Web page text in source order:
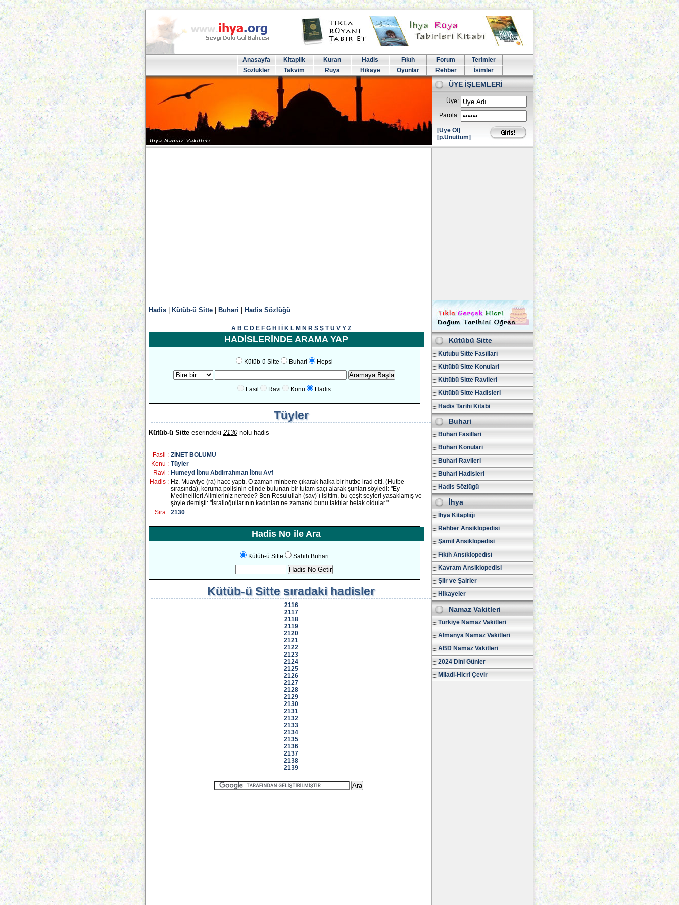
Anasayfa Kitaplik Kuran Hadis Fıkıh Forum
Terimler
Sözlükler
Takvim Rüya Hikaye Oyunlar Rehber İsimler
ÜYE İŞLEMLERİ
Üye:
Parola:
[Üye Ol]
[p.Unuttum]
Hadis Kütüb-ü Sitte Buhari Hadis Sözlüğü
A B C D E F G H K L M N R S Ş T U V Y Z
HADİSLERİNDE ARAMA YAP
Kütüb-ü Sitte Buhari Hepsi
Fasil Ravi Konu Hadis
Tüyler
Kütüb-ü Sitte eserindeki 2130nolu hadis
Fasil : ZİNET BÖLÜMÜ
Konu : Tüyler
Ravi : Humeyd İbnu Abdirrahman İbnu Avf
Hadis : Hz. Muaviye (ra) hacc yaptı. O zaman minbere çıkarak halka bir hutbe irad etti. (Hutbe
sırasında), koruma polisinin elinde bulunan bir tutam saçı alarak şunları söyledi: "Ey
Medineliler! Alimleriniz nerede? Ben Resulullah (sav)`ı işittim, bu çeşit şeyleri yasaklamış ve
şöyle demişti: "İsrailoğullarının kadınları ne zamanki bunu taktılar helak oldular."
Sıra : 2130
Hadis No ile Ara
Kütüb-ü Sitte Sahih Buhari
Kütüb-ü Sittesıradaki hadisler
2116
2117
2118
2119
2120
2121
2122
2123
2124
2125
2126
2127
2128
2129
2130
2131
2132
2133
2134
2135
2136
2137
2138
2139
Kütübü Sitte
Kütübü Sitte Fasillari
Kütübü Sitte Konulari
Kütübü Sitte Ravileri
Kütübü Sitte Hadisleri
Hadis Tarihi Kitabi
Buhari
Buhari Fasillari
Buhari Konulari
Buhari Ravileri
Buhari Hadisleri
Hadis Sözlügü
İhya
İhya Kitaplığı
Rehber Ansiklopedisi
Şamil Ansiklopedisi
Fikih Ansiklopedisi
Kavram Ansiklopedisi
Şiir ve Şairler
Hikayeler
Namaz Vakitleri
Türkiye Namaz Vakitleri
Almanya Namaz Vakitleri
ABD Namaz Vakitleri
2024 Dini Günler
Miladi-Hicri Çevir